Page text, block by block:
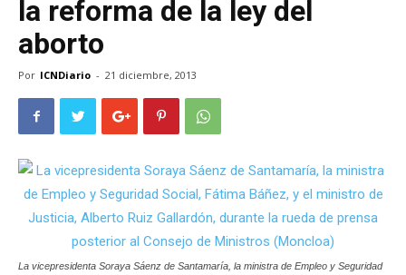
la reforma de la ley del
aborto
Por ICNDiario - 21 diciembre, 2013
La vicepresidenta Soraya Sáenz de Santamaría, la ministra de Empleo y Seguridad